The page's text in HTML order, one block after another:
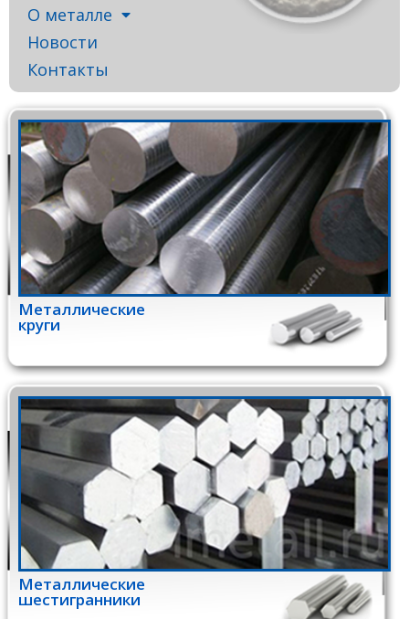
О металле
Новости
Контакты
Металлические
круги
Металлические
шестигранники